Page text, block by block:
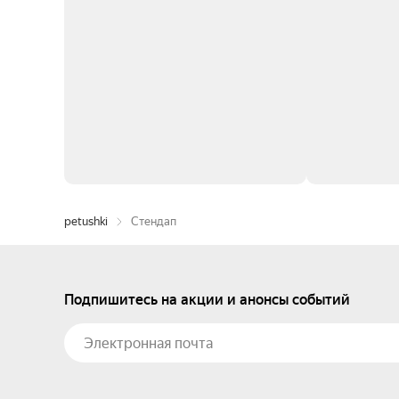
petushki Стендап
Подпишитесь на акции и анонсы событий